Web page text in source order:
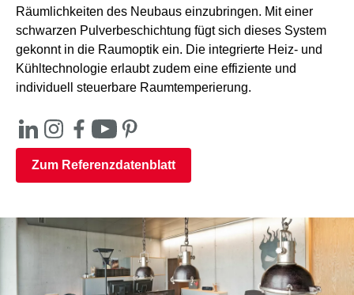
Räumlichkeiten des Neubaus einzubringen. Mit einer
schwarzen Pulverbeschichtung fügt sich dieses System
gekonnt in die Raumoptik ein. Die integrierte Heiz- und
Kühltechnologie erlaubt zudem eine effiziente und
individuell steuerbare Raumtemperierung.
Zum Referenzdatenblatt